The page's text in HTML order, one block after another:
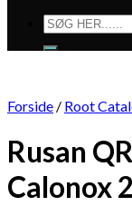
Søg
efter:
Forside / Root
Rusan
Calonox